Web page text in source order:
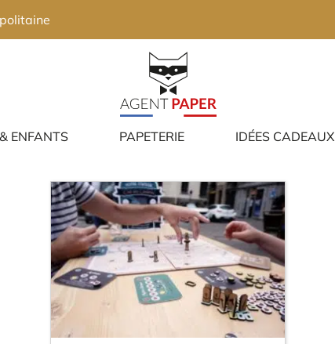
ENFANTS PAPETERIE IDÉES CADEAUX